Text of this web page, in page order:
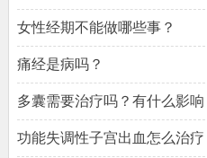
女性经期不能做哪些事？
痛经是病吗？
多囊需要治疗吗？有什么影响
功能失调性子宫出血怎么治疗